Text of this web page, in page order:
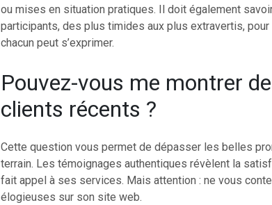
ou mises en situation pratiques. Il doit également
participants, des plus timides aux plus extravertis,
chacun peut s’exprimer.
Pouvez-vous me montrer
clients récents ?
Cette question vous permet de dépasser les belles
terrain. Les témoignages authentiques révèlent la
fait appel à ses services. Mais attention : ne vous
élogieuses sur son site web.